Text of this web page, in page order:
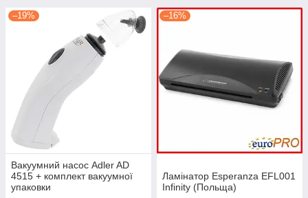
–19%
Вакуумний насос Adler AD
4515 + комплект вакуумної
упаковки
–16%
Ламінатор Esperanza EFL001
Infinity (Польща)